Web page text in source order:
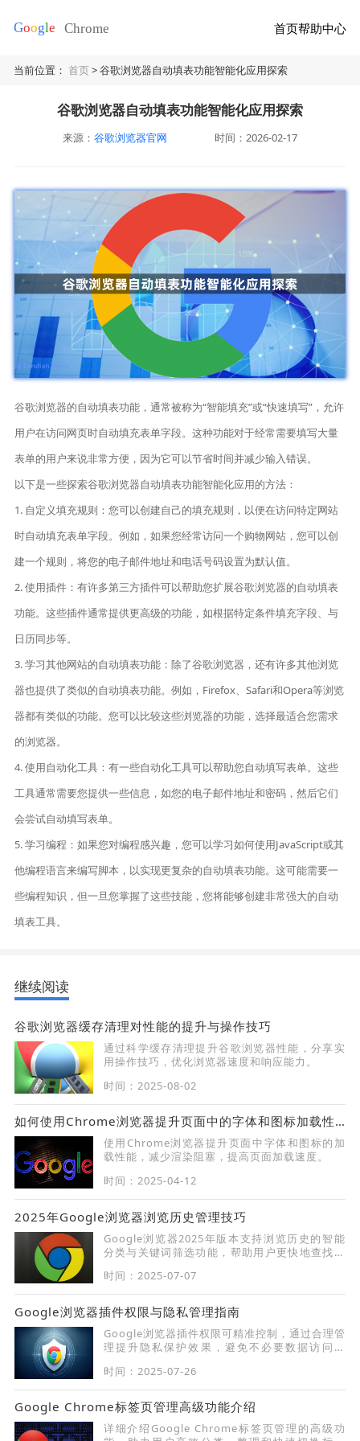
首页帮助中心
当前位置：首页> 谷歌浏览器自动填表功能智能化应用探索
谷歌浏览器自动填表功能智能化应用探索
来源： 谷歌浏览器官网 时间：2026-02-17
谷歌浏览器的自动填表功能，通常被称为“智能填充”或“快速填写”，允许
用户在访问网页时自动填充表单字段。这种功能对于经常需要填写大量
表单的用户来说非常方便，因为它可以节省时间并减少输入错误。
以下是一些探索谷歌浏览器自动填表功能智能化应用的方法：
1. 自定义填充规则：您可以创建自己的填充规则，以便在访问特定网站
时自动填充表单字段。例如，如果您经常访问一个购物网站，您可以创
建一个规则，将您的电子邮件地址和电话号码设置为默认值。
2. 使用插件：有许多第三方插件可以帮助您扩展谷歌浏览器的自动填表
功能。这些插件通常提供更高级的功能，如根据特定条件填充字段、与
日历同步等。
3. 学习其他网站的自动填表功能：除了谷歌浏览器，还有许多其他浏览
器也提供了类似的自动填表功能。例如，Firefox、Safari和Opera等浏览
器都有类似的功能。您可以比较这些浏览器的功能，选择最适合您需求
的浏览器。
4. 使用自动化工具：有一些自动化工具可以帮助您自动填写表单。这些
工具通常需要您提供一些信息，如您的电子邮件地址和密码，然后它们
会尝试自动填写表单。
5. 学习编程：如果您对编程感兴趣，您可以学习如何使用JavaScript或其
他编程语言来编写脚本，以实现更复杂的自动填表功能。这可能需要一
些编程知识，但一旦您掌握了这些技能，您将能够创建非常强大的自动
填表工具。
继续阅读
谷歌浏览器缓存清理对性能的提升与操作技巧
通过科学缓存清理提升谷歌浏览器性能，分享实
用操作技巧，优化浏览器速度和响应能力。
时间：2025-08-02
如何使用Chrome浏览器提升页面中的字体和图标加载性能
使用Chrome浏览器提升页面中字体和图标的加
载性能，减少渲染阻塞，提高页面加载速度。
时间：2025-04-12
2025年Google浏览器浏览历史管理技巧
Google浏览器2025年版本支持浏览历史的智能
分类与关键词筛选功能，帮助用户更快地查找和
时间：2025-07-07
Google浏览器插件权限与隐私管理指南
Google浏览器插件权限可精准控制，通过合理管
理提升隐私保护效果，避免不必要数据访问风
时间：2025-07-26
Google Chrome标签页管理高级功能介绍
详细介绍Google Chrome标签页管理的高级功